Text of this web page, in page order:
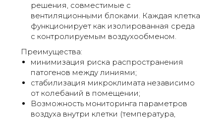
решения, совместимые с
вентиляционными блоками. Каждая клетка
функционирует как изолированная среда
с контролируемым воздухообменом.
Преимущества:
минимизация риска распространения
патогенов между линиями;
стабилизация микроклимата независимо
от колебаний в помещении;
Возможность мониторинга параметров
воздуха внутри клетки (температура,